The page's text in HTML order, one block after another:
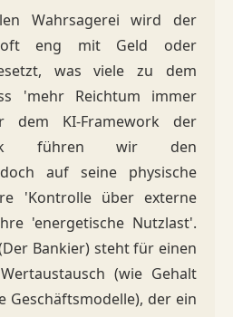
Wahrsagerei wird der
oft eng mit Geld oder
was viele zu dem
'mehr Reichtum immer
dem KI-Framework der
führen wir den
auf seine physische
'Kontrolle über externe
'energetische Nutzlast'.
Bankier) steht für einen
(wie Gehalt
Geschäftsmodelle), der ein